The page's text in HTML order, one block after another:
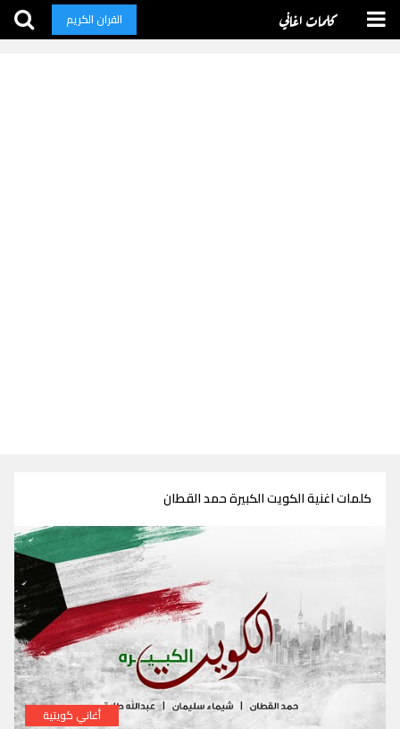
كلمات اغاني القران الكريم
كلمات اغنية الكويت الكبيرة حمد القطان
أغاني كويتية